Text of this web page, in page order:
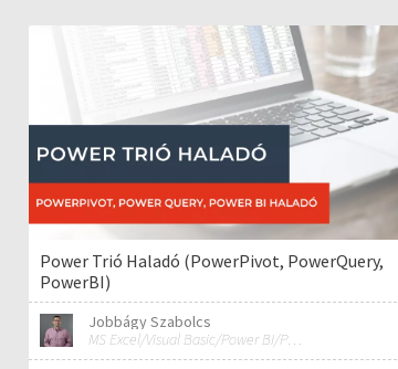
Power Trió Haladó (PowerPivot, PowerQuery,
PowerBI)
Jobbágy Szabolcs
MS Excel/Visual Basic/Power BI/Python adatelemzési szakértő